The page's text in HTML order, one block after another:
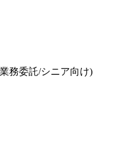
務委託/シニア向け)